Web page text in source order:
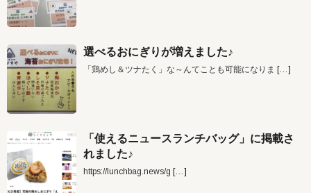
選べるおにぎりが増えました♪
「鶏めし＆ツナたく」な～んてことも可能になりま […]
「使えるニュースランチバッグ」に掲載さ
れました♪
https://lunchbag.news/g […]